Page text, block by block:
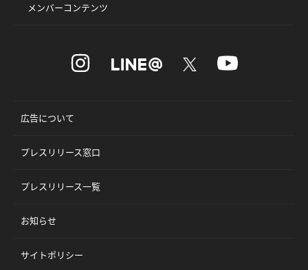
メンバーコンテンツ
広告について
プレスリリース窓口
プレスリリース一覧
お知らせ
サイトポリシー